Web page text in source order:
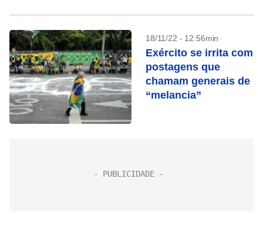
18/11/22 - 12:56min
Exército se irrita com
postagens que
chamam generais de
“melancia”